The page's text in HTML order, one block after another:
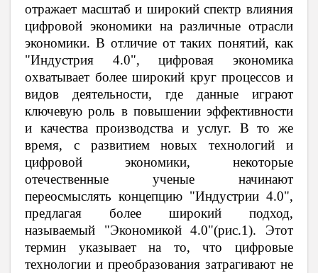
отражает масштаб и широкий спектр влияния
цифровой экономики на различные отрасли
экономики. В отличие от таких понятий, как
"Индустрия 4.0", цифровая экономика
охватывает более широкий круг процессов и
видов деятельности, где данные играют
ключевую роль в повышении эффективности
и качества производства и услуг. В то же
время, с развитием новых технологий и
цифровой экономики, некоторые
отечественные ученые начинают
переосмыслять концепцию "Индустрии 4.0",
предлагая более широкий подход,
называемый "Экономикой 4.0"(рис.1). Этот
термин указывает на то, что цифровые
технологии и преобразования затрагивают не